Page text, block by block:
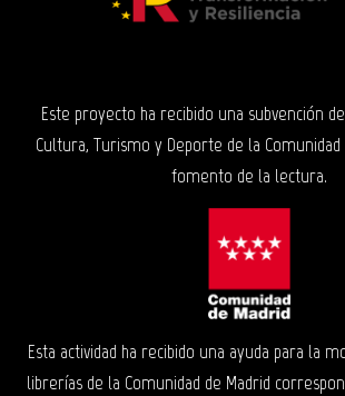
Este proyecto ha recibido una subvención
Cultura, Turismo y Deporte de la
fomento de la lectura.
Esta actividad ha recibido una ayuda para la
librerías de la Comunidad de Madrid